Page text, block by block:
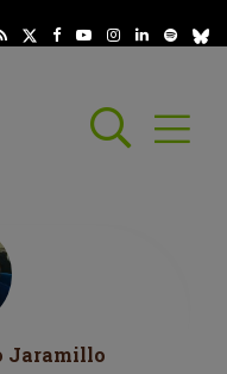
Abrir
Jaramillo